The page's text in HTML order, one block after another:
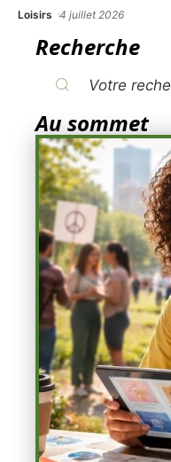
Loisirs 4 juillet 2026
Recherche
Au sommet